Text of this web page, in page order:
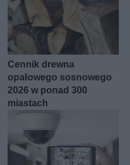
Cennik drewna
opałowego sosnowego
2026 w ponad 300
miastach